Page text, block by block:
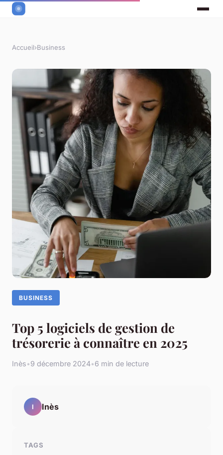
Accueil›Business
BUSINESS
Top 5 logiciels de gestion de
trésorerie à connaître en 2025
Inès•9 décembre 2024•6 min de lecture
I Inès
TAGS